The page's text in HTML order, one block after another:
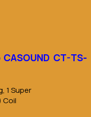
CT-TS-
1 Super
Coil